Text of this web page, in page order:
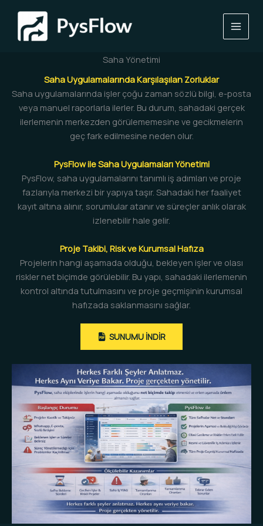
Saha Yönetimi
Saha Uygulamalarında Karşılaşılan Zorluklar
Saha uygulamalarında işler çoğu zaman sözlü bilgi, e-posta
veya manuel raporlarla ilerler. Bu durum, sahadaki gerçek
ilerlemenin merkezden görülememesine ve gecikmelerin
geç fark edilmesine neden olur.
PysFlow ile Saha Uygulamaları Yönetimi
PysFlow, saha uygulamalarını tanımlı iş adımları ve proje
fazlarıyla merkezi bir yapıya taşır. Sahadaki her faaliyet
kayıt altına alınır, sorumlular atanır ve süreçler anlık olarak
izlenebilir hale gelir.
Proje Takibi, Risk ve Kurumsal Hafıza
Projelerin hangi aşamada olduğu, bekleyen işler ve olası
riskler net biçimde görülebilir. Bu yapı, sahadaki ilerlemenin
kontrol altında tutulmasını ve proje geçmişinin kurumsal
hafızada saklanmasını sağlar.
SUNUMU INDIR